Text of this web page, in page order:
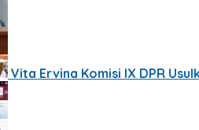
Vita Ervina Komisi IX DPR